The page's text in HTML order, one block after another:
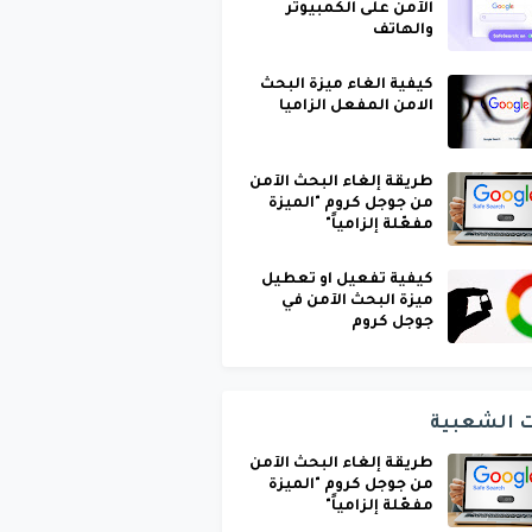
الآمن على الكمبيوتر
والهاتف
كيفية الغاء ميزة البحث
الامن المفعل الزاميا
طريقة إلغاء البحث الآمن
من جوجل كروم "الميزة
مفعّلة إلزامياً"
كيفية تفعيل او تعطيل
ميزة البحث الآمن في
جوجل كروم
الشعبية
طريقة إلغاء البحث الآمن
من جوجل كروم "الميزة
مفعّلة إلزامياً"